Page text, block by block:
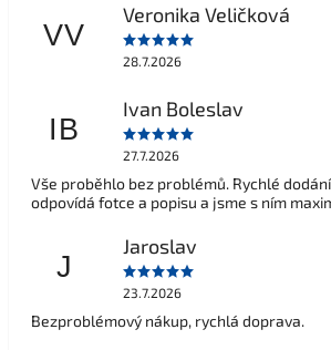
VV
Veronika Veličková
28.7.2026
IB
Ivan Boleslav
27.7.2026
Vše proběhlo bez problémů. Rychlé
odpovídá fotce a popisu a jsme s ním
J
Jaroslav
23.7.2026
Bezproblémový nákup, rychlá doprava.